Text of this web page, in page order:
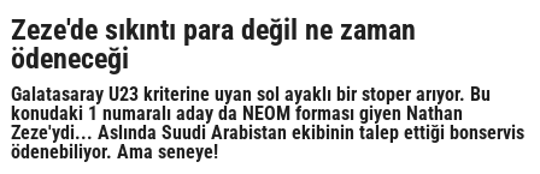
Zeze'de sıkıntı para değil ne zaman
ödeneceği
Galatasaray U23 kriterine uyan sol ayaklı bir stoper arıyor. Bu
konudaki 1 numaralı aday da NEOM forması giyen Nathan
Zeze'ydi... Aslında Suudi Arabistan ekibinin talep ettiği bonservis
ödenebiliyor. Ama seneye!